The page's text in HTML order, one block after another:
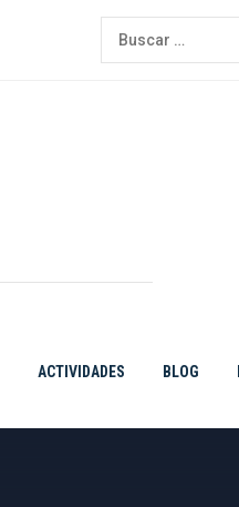
Buscar:
ACTIVIDADES BLOG